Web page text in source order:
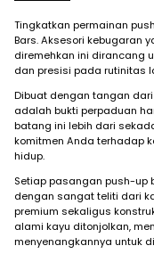
Tingkatkan permainan
Bars. Aksesori kebugaran
diremehkan ini dirancang
dan presisi pada rutinitas
Dibuat dengan tangan dari
adalah bukti perpaduan
batang ini lebih dari
komitmen Anda terhadap
hidup.
Setiap pasangan push-up
dengan sangat teliti dari
premium sekaligus
alami kayu ditonjolkan,
menyenangkannya untuk